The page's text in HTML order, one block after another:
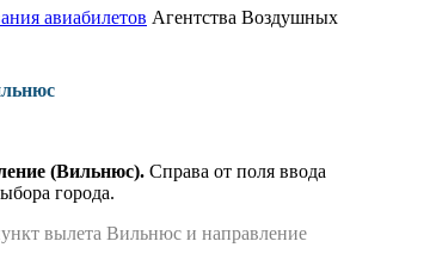
авиабилетов Агентства Воздушных
(Вильнюс). Справа от поля ввода
города.
вылета Вильнюс и направление